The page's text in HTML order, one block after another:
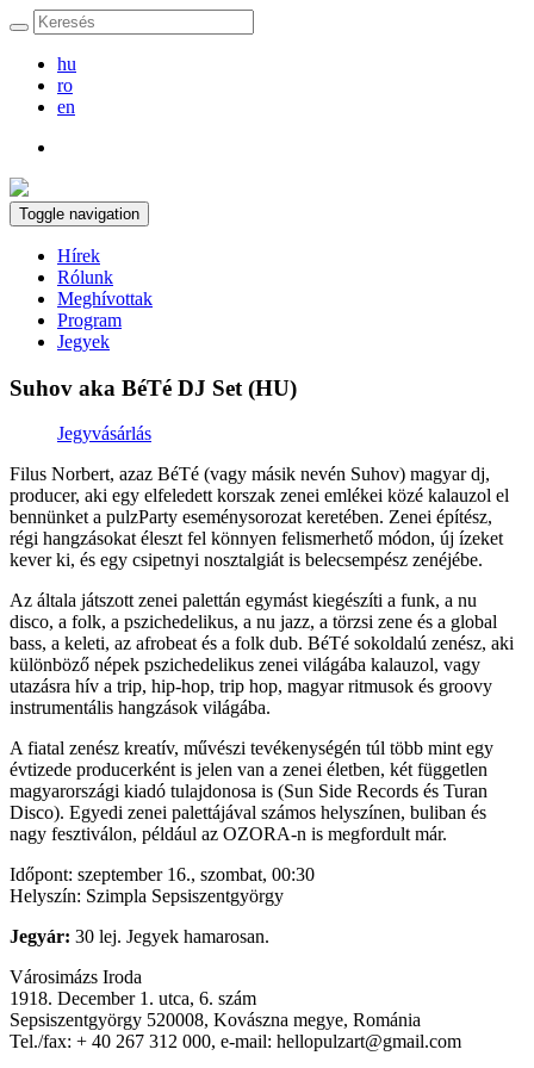
hu
ro
en
Toggle navigation
Hírek
Rólunk
Meghívottak
Program
Jegyek
Suhov aka BéTé DJ Set (HU)
Jegyvásárlás
Filus Norbert, azaz BéTé (vagy másik nevén Suhov) magyar dj,
producer, aki egy elfeledett korszak zenei emlékei közé kalauzol el
bennünket a pulzParty eseménysorozat keretében. Zenei építész,
régi hangzásokat éleszt fel könnyen felismerhető módon, új ízeket
kever ki, és egy csipetnyi nosztalgiát is belecsempész zenéjébe.
Az általa játszott zenei palettán egymást kiegészíti a funk, a nu
disco, a folk, a pszichedelikus, a nu jazz, a törzsi zene és a global
bass, a keleti, az afrobeat és a folk dub. BéTé sokoldalú zenész, aki
különböző népek pszichedelikus zenei világába kalauzol, vagy
utazásra hív a trip, hip-hop, trip hop, magyar ritmusok és groovy
instrumentális hangzások világába.
A fiatal zenész kreatív, művészi tevékenységén túl több mint egy
évtizede producerként is jelen van a zenei életben, két független
magyarországi kiadó tulajdonosa is (Sun Side Records és Turan
Disco). Egyedi zenei palettájával számos helyszínen, buliban és
nagy fesztiválon, például az OZORA-n is megfordult már.
Időpont: szeptember 16., szombat, 00:30
Helyszín: Szimpla Sepsiszentgyörgy
Jegyár: 30 lej. Jegyek hamarosan.
Városimázs Iroda
1918. December 1. utca, 6. szám
Sepsiszentgyörgy 520008, Kovászna megye, Románia
Tel./fax: + 40 267 312 000, e-mail: hellopulzart@gmail.com